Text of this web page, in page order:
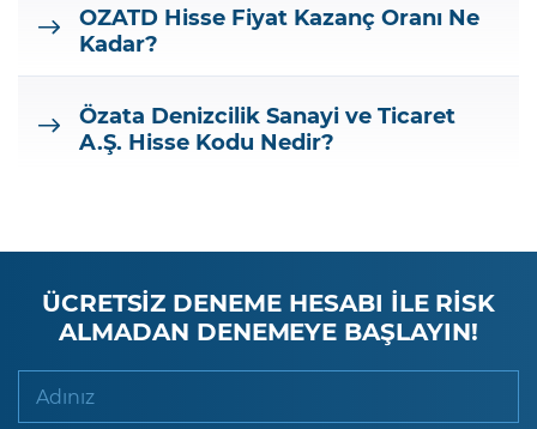
OZATD Hisse Fiyat Kazanç Oranı Ne
Kadar?
Özata Denizcilik Sanayi ve Ticaret
A.Ş. Hisse Kodu Nedir?
ÜCRETSİZ DENEME HESABI İLE RİSK
ALMADAN DENEMEYE BAŞLAYIN!
Adınız